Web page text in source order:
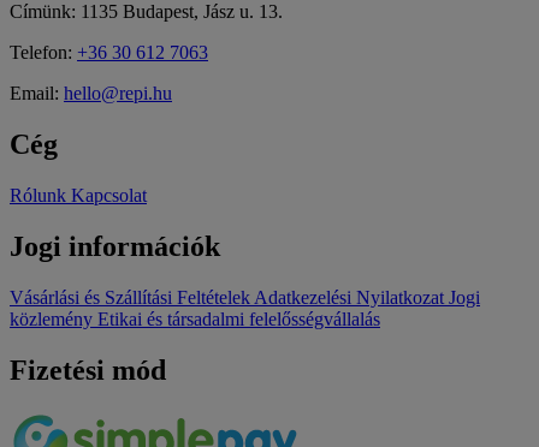
Címünk: 1135 Budapest, Jász u. 13.
Telefon: +36 30 612 7063
Email: hello@repi.hu
Cég
Rólunk Kapcsolat
Jogi információk
Vásárlási és Szállítási Feltételek Adatkezelési Nyilatkozat Jogi
közlemény Etikai és társadalmi felelősségvállalás
Fizetési mód